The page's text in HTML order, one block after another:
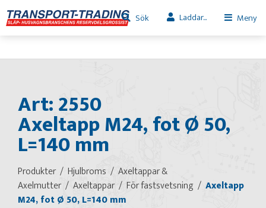
Sök Laddar... Meny
Art: 2550
Axeltapp M24, fot Ø 50,
L=140 mm
Produkter Hjulbroms
Axeltappar &
Axelmutter
Axeltappar För fastsvetsning
Axeltapp
M24, fot Ø 50, L=140 mm